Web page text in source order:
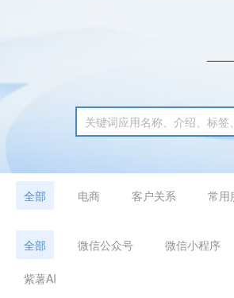
——
全部 电商 客户关系 常用
全部 微信公众号 微信小程序
紫薯AI